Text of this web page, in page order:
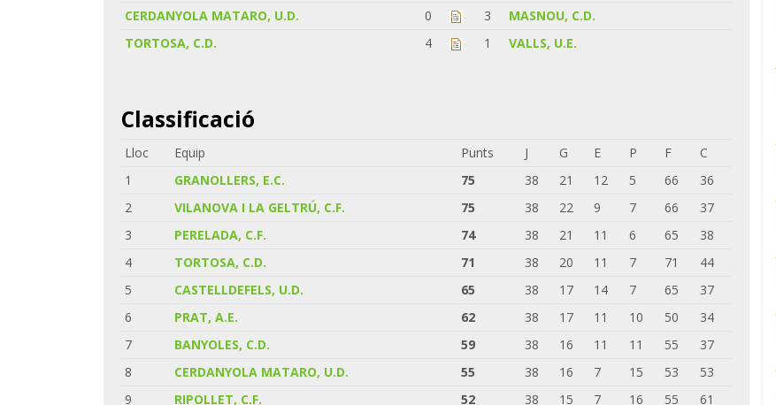
CERDANYOLA MATARO, U.D.
0 3
MASNOU, C.D.
TORTOSA, C.D.
4 1 VALLS, U.E.
Classificació
Lloc Equip Punts J G E P F
C
1
GRANOLLERS, E.C. 75 38 21 12 5 66
36
2
VILANOVA I LA GELTRÚ, C.F. 75 38 22 9 7 66
37
3
PERELADA, C.F. 74 38 21 11 6 65
38
4
TORTOSA, C.D. 71 38 20 11 7 71
44
5
CASTELLDEFELS, U.D. 65 38 17 14 7 65
37
6
PRAT, A.E. 62 38 17 11 10 50
34
7
BANYOLES, C.D. 59 38 16 11 11 55
37
8
CERDANYOLA MATARO, U.D. 55 38 16 7 15 53
53
9
RIPOLLET, C.F. 52 38 15 7 16 55
61